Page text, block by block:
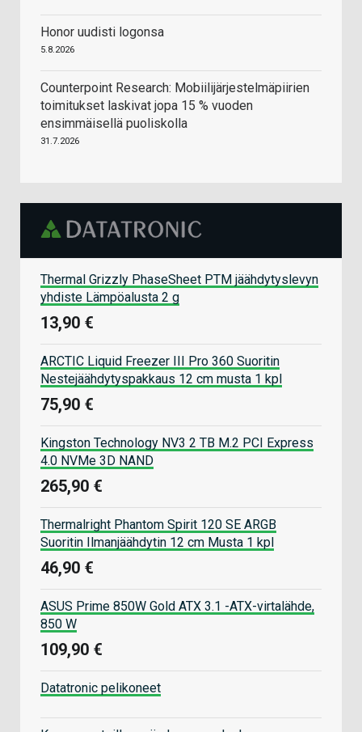
Honor uudisti logonsa
5.8.2026
Counterpoint Research: Mobiilijärjestelmäpiirien
toimitukset laskivat jopa 15 % vuoden
ensimmäisellä puoliskolla
31.7.2026
Thermal Grizzly PhaseSheet PTM jäähdytyslevyn
yhdiste Lämpöalusta 2 g
13,90 €
ARCTIC Liquid Freezer III Pro 360 Suoritin
Nestejäähdytyspakkaus 12 cm musta 1 kpl
75,90 €
Kingston Technology NV3 2 TB M.2 PCI Express
4.0 NVMe 3D NAND
265,90 €
Thermalright Phantom Spirit 120 SE ARGB
Suoritin Ilmanjäähdytin 12 cm Musta 1 kpl
46,90 €
ASUS Prime 850W Gold ATX 3.1 -ATX-virtalähde,
850 W
109,90 €
Datatronic pelikoneet